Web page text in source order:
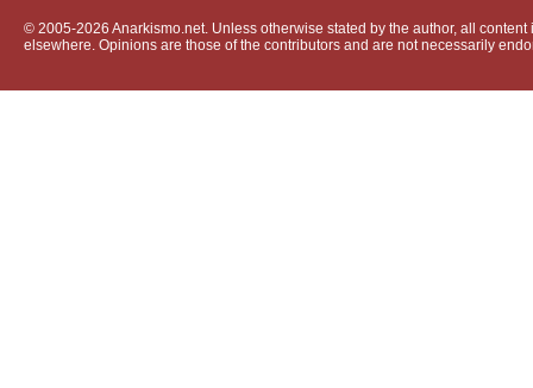
© 2005-2026 Anarkismo.net. Unless otherwise stated by the author, all
elsewhere. Opinions are those of the contributors and are not necessarily